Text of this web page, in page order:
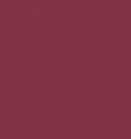
l'utiliser sans
des fichiers
que les photos pour